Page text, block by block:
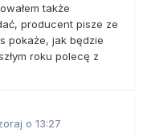
także
producent pisze ze
pokaże, jak będzie
roku polecę z
o 13:27